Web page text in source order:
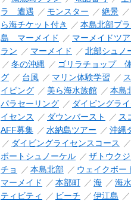
ラ 遭遇
モンスター 絶景
ら海チケット付き
本島北部プ
島 マーメイド
マーメイドツ
ラン
マーメイド
北部シュノ
冬の沖縄
ゴリラチョップ
グ
台風 マリン体験学習
イビング
美ら海水族館
本島
パラセーリング
ダイビングラ
イセンス
ダウンバースト ス
AFF募集
水納島ツアー
沖縄
ダイビングライセンスコース
ボートシュノーケル
ザトウクジ
チョ
本島北部 ウェイクボー
マーメイド
本部町 海 海
ティビティ
ビーチ 伊江島